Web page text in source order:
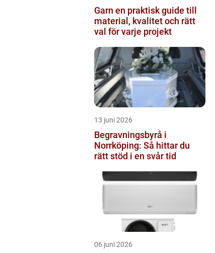
Garn en praktisk guide till
material, kvalitet och rätt
val för varje projekt
13 juni 2026
Begravningsbyrå i
Norrköping: Så hittar du
rätt stöd i en svår tid
06 juni 2026